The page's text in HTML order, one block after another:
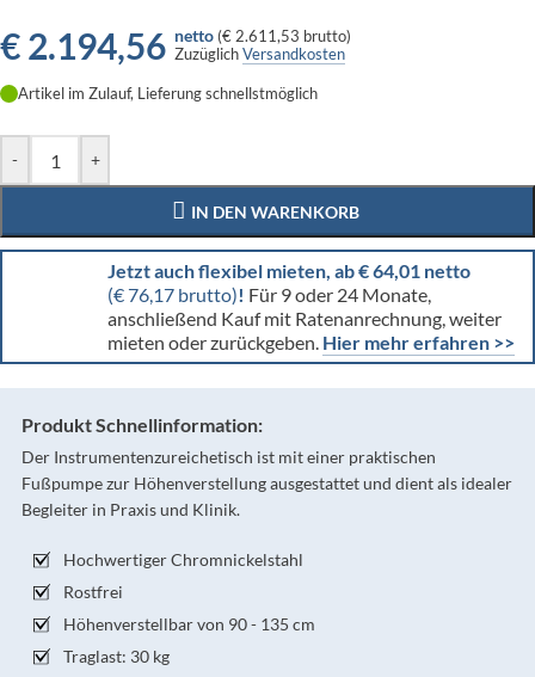
€2.194,56 netto (€ 2.611,53 brutto)
ZuzüglichVersandkosten
Artikel im Zulauf, Lieferung schnellstmöglich
- +
IN DEN WARENKORB
Jetzt auch flexibel mieten, ab € 64,01 netto
(€ 76,17 brutto)! Für 9 oder 24 Monate,
anschließend Kauf mit Ratenanrechnung, weiter
mieten oder zurückgeben. Hier mehr erfahren >>
Produkt Schnellinformation:
Der Instrumentenzureichetisch ist mit einer praktischen
Fußpumpe zur Höhenverstellung ausgestattet und dient als idealer
Begleiter in Praxis und Klinik.
Hochwertiger Chromnickelstahl
Rostfrei
Höhenverstellbar von 90 - 135 cm
Traglast: 30 kg